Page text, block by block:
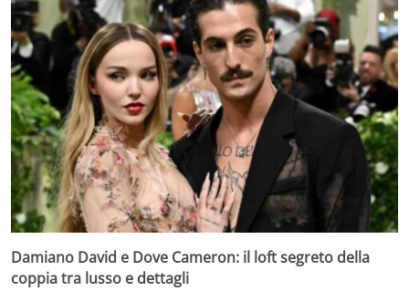
Damiano David e Dove Cameron: il loft segreto della
coppia tra lusso e dettagli